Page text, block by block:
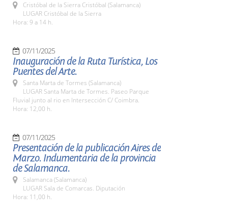
Cristóbal de la Sierra Cristóbal (Salamanca)
LUGAR Cristóbal de la Sierra
Hora: 9 a 14 h.
07/11/2025
Inauguración de la Ruta Turística, Los
Puentes del Arte.
Santa Marta de Tormes (Salamanca)
LUGAR Santa Marta de Tormes. Paseo Parque
Fluvial junto al rio en Intersección C/ Coimbra.
Hora: 12,00 h.
07/11/2025
Presentación de la publicación Aires de
Marzo. Indumentaria de la provincia
de Salamanca.
Salamanca (Salamanca)
LUGAR Sala de Comarcas. Diputación
Hora: 11,00 h.